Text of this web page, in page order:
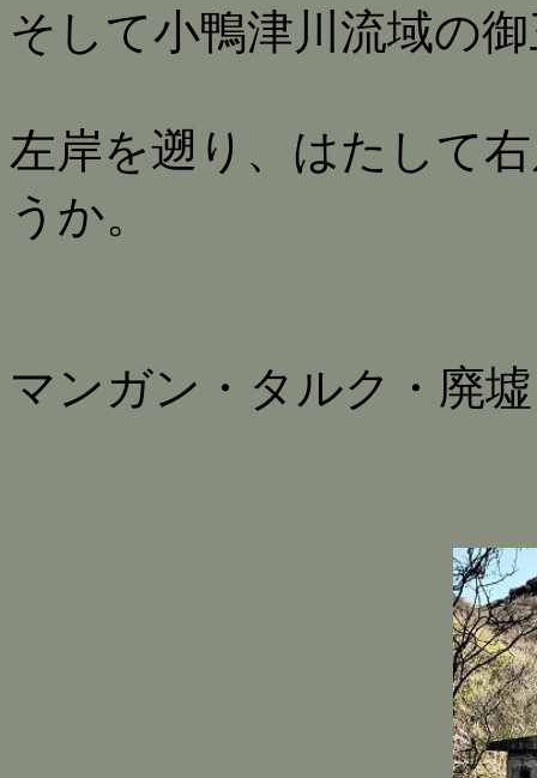
そして小鴨津川流域の
左岸を遡り、はたして
うか。
マンガン・タルク・廃